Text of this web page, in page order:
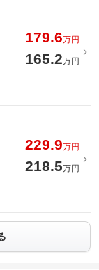
179.6万円
165.2万円
229.9万円
218.5万円